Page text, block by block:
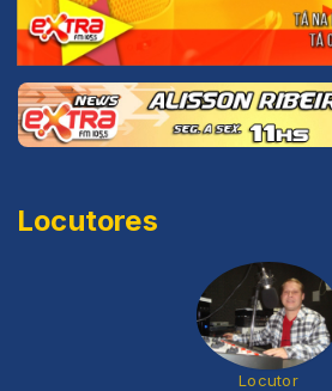
Locutores
Locutor